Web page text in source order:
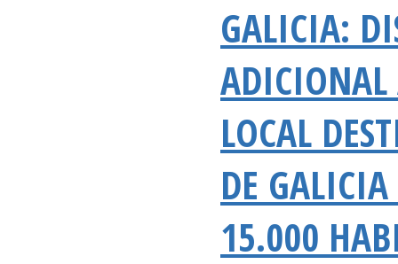
GALICIA:
ADICIONAL
LOCAL
DE
15.000